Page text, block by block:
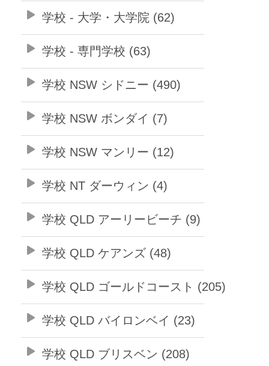
学校 - 大学・大学院 (62)
学校 - 専門学校 (63)
学校 NSW シドニー (490)
学校 NSW ボンダイ (7)
学校 NSW マンリー (12)
学校 NT ダーウィン (4)
学校 QLD アーリービーチ (9)
学校 QLD ケアンズ (48)
学校 QLD ゴールドコースト (205)
学校 QLD バイロンベイ (23)
学校 QLD ブリスベン (208)